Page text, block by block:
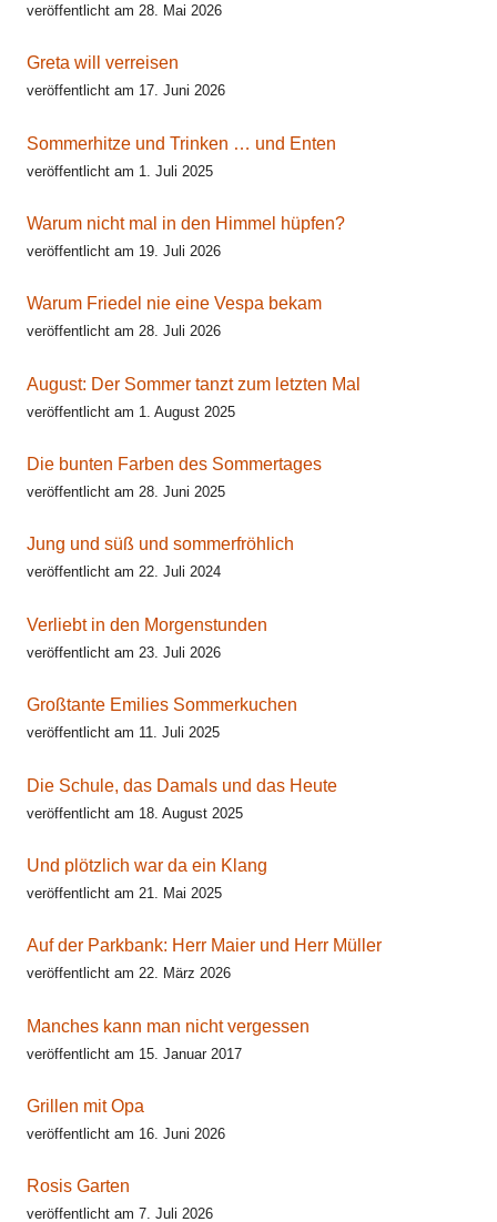
veröffentlicht am 28. Mai 2026
Greta will verreisen
veröffentlicht am 17. Juni 2026
Sommerhitze und Trinken … und Enten
veröffentlicht am 1. Juli 2025
Warum nicht mal in den Himmel hüpfen?
veröffentlicht am 19. Juli 2026
Warum Friedel nie eine Vespa bekam
veröffentlicht am 28. Juli 2026
August: Der Sommer tanzt zum letzten Mal
veröffentlicht am 1. August 2025
Die bunten Farben des Sommertages
veröffentlicht am 28. Juni 2025
Jung und süß und sommerfröhlich
veröffentlicht am 22. Juli 2024
Verliebt in den Morgenstunden
veröffentlicht am 23. Juli 2026
Großtante Emilies Sommerkuchen
veröffentlicht am 11. Juli 2025
Die Schule, das Damals und das Heute
veröffentlicht am 18. August 2025
Und plötzlich war da ein Klang
veröffentlicht am 21. Mai 2025
Auf der Parkbank: Herr Maier und Herr Müller
veröffentlicht am 22. März 2026
Manches kann man nicht vergessen
veröffentlicht am 15. Januar 2017
Grillen mit Opa
veröffentlicht am 16. Juni 2026
Rosis Garten
veröffentlicht am 7. Juli 2026